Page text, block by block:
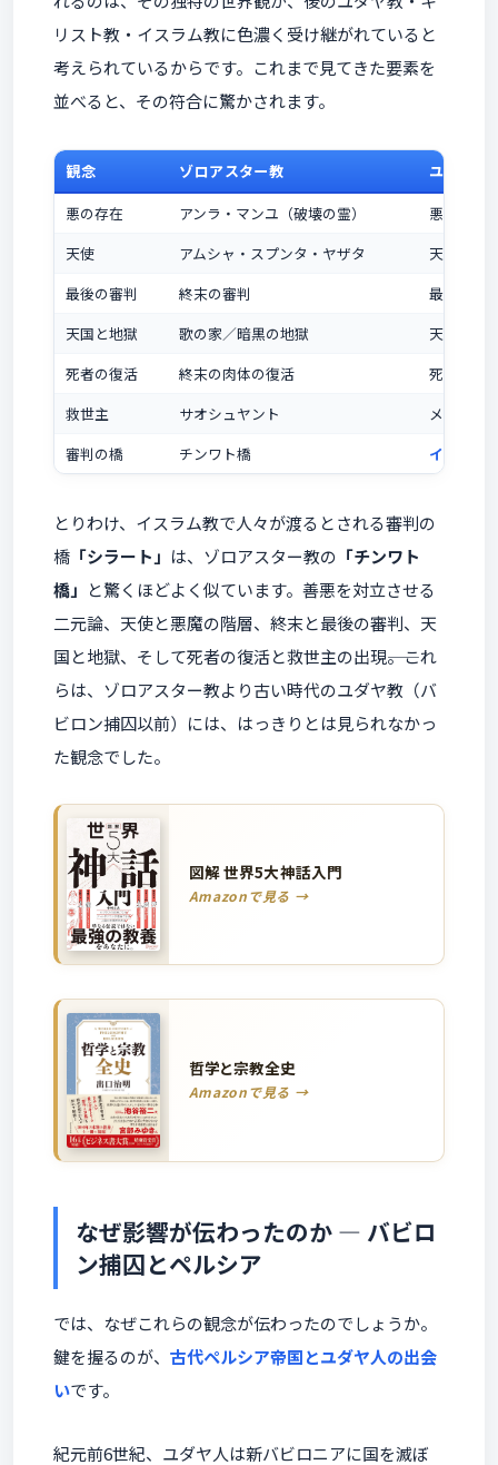
リスト教・イスラム教に色濃く受け継がれていると
考えられているからです。これまで見てきた要素を
並べると、その符合に驚かされます。
観念 ゾロアスター教
ユダヤ・
悪の存在
アンラ・マンユ（破壊の霊）
悪魔・サ
天使
アムシャ・スプンタ・ヤザタ
天使・大
最後の審判
終末の審判
最後の審
天国と地獄
歌の家／暗黒の地獄
天国と地
死者の復活
終末の肉体の復活
死者の復
救世主
サオシュヤント
メシア・
審判の橋
チンワト橋 イスラム
とりわけ、イスラム教で人々が渡るとされる審判の
橋 「シラート」 は、ゾロアスター教の 「チンワト
橋」 と驚くほどよく似ています。善悪を対立させる
二元論、天使と悪魔の階層、終末と最後の審判、天
国と地獄、そして死者の復活と救世主の出現――。これ
らは、ゾロアスター教より古い時代のユダヤ教（バ
ビロン捕囚以前）には、はっきりとは見られなかっ
た観念でした。
図解 世界5大神話入門
Amazonで見る →
哲学と宗教全史
Amazonで見る →
なぜ影響が伝わったのか ― バビロ
ン捕囚とペルシア
では、なぜこれらの観念が伝わったのでしょうか。
鍵を握るのが、 古代ペルシア帝国とユダヤ人の出会
いです。
紀元前6世紀、ユダヤ人は新バビロニアに国を滅ぼ